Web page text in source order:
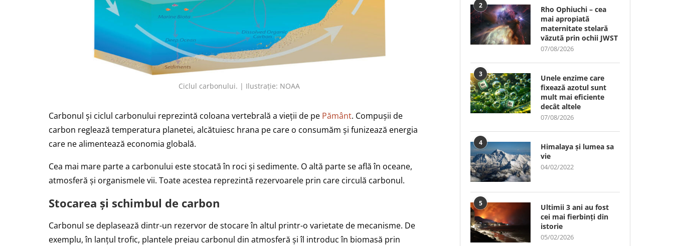
Ciclul carbonului. | Ilustrație: NOAA
Carbonul și ciclul carbonului reprezintă coloana vertebrală a vieții de pe Pământ. Compușii de
carbon reglează temperatura planetei, alcătuiesc hrana pe care o consumăm și funizează energia
care ne alimentează economia globală.
Cea mai mare parte a carbonului este stocată în roci și sedimente. O altă parte se află în oceane,
atmosferă și organismele vii. Toate acestea reprezintă rezervoarele prin care circulă carbonul.
Stocarea și schimbul de carbon
Carbonul se deplasează dintr-un rezervor de stocare în altul printr-o varietate de mecanisme. De
exemplu, în lanțul trofic, plantele preiau carbonul din atmosferă și îl introduc în biomasă prin
2
Rho Ophiuchi – cea
mai apropiată
maternitate stelară
văzută prin ochii JWST
07/08/2026
3
Unele enzime care
fixează azotul sunt
mult mai eficiente
decât altele
07/08/2026
4
Himalaya și lumea sa
vie
04/02/2022
5
Ultimii 3 ani au fost
cei mai fierbinți din
istorie
05/02/2026